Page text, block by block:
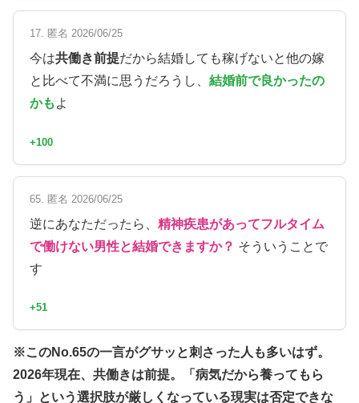
17. 匿名 2026/06/25
今は共働き前提だから結婚しても稼げないと他の嫁
と比べて不満に思うだろうし、 結婚前で良かったの
かも よ
+100
65. 匿名 2026/06/25
逆にあなただったら、 精神疾患があってフルタイム
で働けない男性と結婚できますか？ そういうことで
す
+51
※このNo.65の一言がグサッと刺さった人も多いはず。
2026年現在、共働きは前提。「病気だから養ってもら
う」という選択肢が厳しくなっている現実は否定できな